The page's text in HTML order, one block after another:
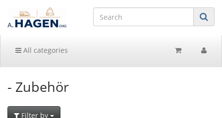
All categories
- Zubehör
Filter by